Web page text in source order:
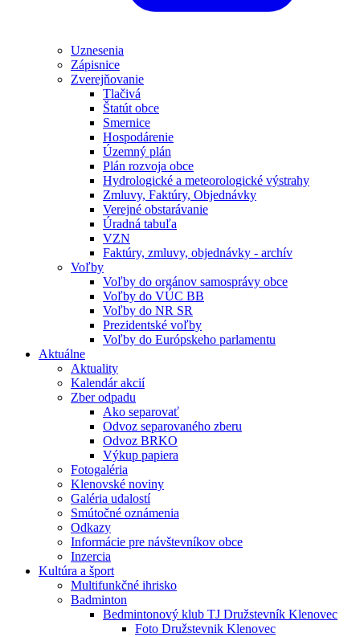
Uznesenia
Zápisnice
Zverejňovanie
Tlačivá
Štatút obce
Smernice
Hospodárenie
Územný plán
Plán rozvoja obce
Hydrologické a meteorologické výstrahy
Zmluvy, Faktúry, Objednávky
Verejné obstarávanie
Úradná tabuľa
VZN
Faktúry, zmluvy, objednávky - archív
Voľby
Voľby do orgánov samosprávy obce
Voľby do VÚC BB
Voľby do NR SR
Prezidentské voľby
Voľby do Európskeho parlamentu
Aktuálne
Aktuality
Kalendár akcií
Zber odpadu
Ako separovať
Odvoz separovaného zberu
Odvoz BRKO
Výkup papiera
Fotogaléria
Klenovské noviny
Galéria udalostí
Smútočné oznámenia
Odkazy
Informácie pre návštevníkov obce
Inzercia
Kultúra a šport
Multifunkčné ihrisko
Badminton
Bedmintonový klub TJ Družstevník Klenovec
Foto Družstevnik Klenovec